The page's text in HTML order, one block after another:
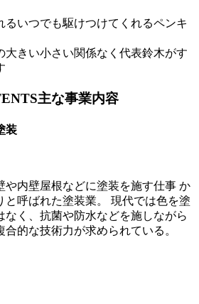
るいつでも駆けつけてくれるペンキ
大きい小さい関係なく代表鈴木がす
主な事業内容
装
や内壁屋根などに塗装を施す仕事 か
と呼ばれた塗装業。 現代では色を塗
なく、抗菌や防水などを施しながら
的な技術力が求められている。